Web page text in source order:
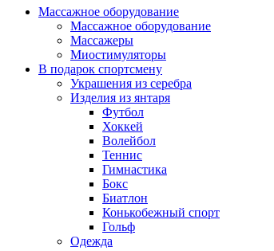
Массажное оборудование
Массажное оборудование
Массажеры
Миостимуляторы
В подарок спортсмену
Украшения из серебра
Изделия из янтаря
Футбол
Хоккей
Волейбол
Теннис
Гимнастика
Бокс
Биатлон
Конькобежный спорт
Гольф
Одежда